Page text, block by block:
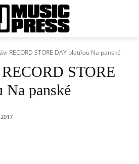
RECORD STORE DAY platňou Na panské
STORE
panské